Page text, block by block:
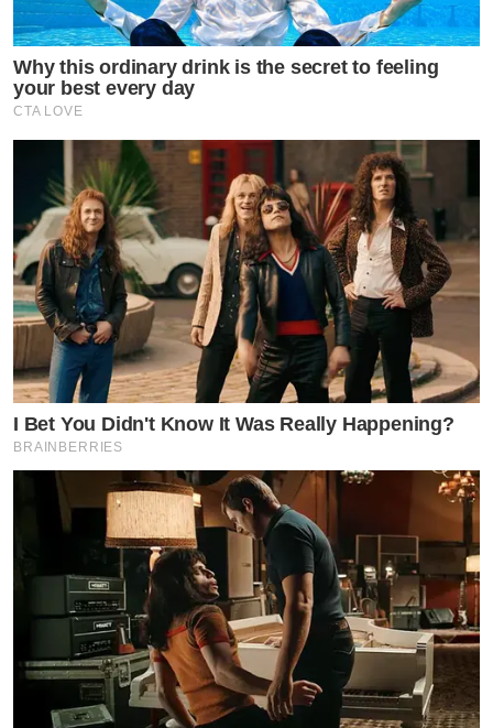
Why this ordinary drink is the secret to feeling
your best every day
CTA LOVE
I Bet You Didn't Know It Was Really Happening?
BRAINBERRIES